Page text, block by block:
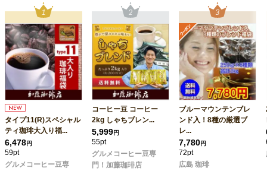
タイプ11(R)スペシャル
ティ珈琲大入り福...
6,478円
59pt
グルメコーヒー豆専
コーヒー豆 コーヒー
2kg しゃちブレン...
5,999円
55pt
グルメコーヒー豆専
門！加藤珈琲店
ブルーマウンテンブレ
ンド入！8種の厳選ブ
レ...
7,780円
72pt
広島 珈琲